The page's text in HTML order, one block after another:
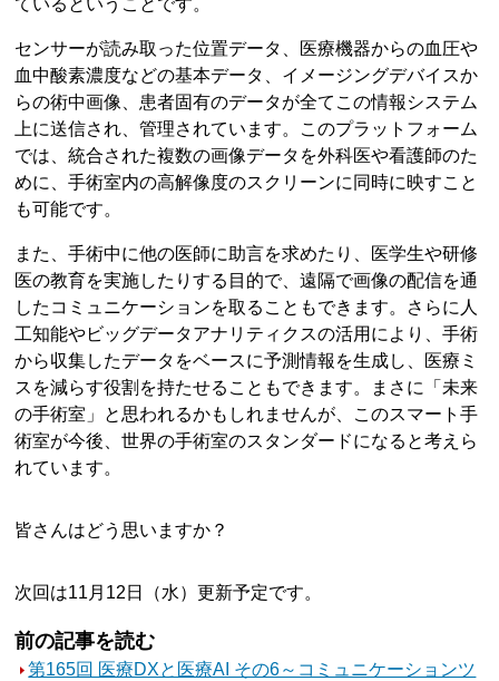
ているということです。
センサーが読み取った位置データ、医療機器からの血圧や
血中酸素濃度などの基本データ、イメージングデバイスか
らの術中画像、患者固有のデータが全てこの情報システム
上に送信され、管理されています。このプラットフォーム
では、統合された複数の画像データを外科医や看護師のた
めに、手術室内の高解像度のスクリーンに同時に映すこと
も可能です。
また、手術中に他の医師に助言を求めたり、医学生や研修
医の教育を実施したりする目的で、遠隔で画像の配信を通
したコミュニケーションを取ることもできます。さらに人
工知能やビッグデータアナリティクスの活用により、手術
から収集したデータをベースに予測情報を生成し、医療ミ
スを減らす役割を持たせることもできます。まさに「未来
の手術室」と思われるかもしれませんが、このスマート手
術室が今後、世界の手術室のスタンダードになると考えら
れています。
皆さんはどう思いますか？
次回は11月12日（水）更新予定です。
前の記事を読む
第165回 医療DXと医療AI その6～コミュニケーションツ